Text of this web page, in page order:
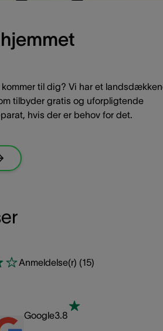
til dig? Vi har et
tilbyder gratis og uforpligtende
hvis der er behov for det.
Anmeldelse(r) (15)
Google3.8